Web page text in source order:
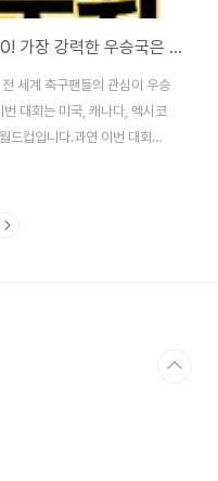
2026 월드컵 우승후보 순위 TOP 10! 가장 강력한 우승국은 어디일까?
세계 축구팬들의 관심이 우승
대회는 미국, 캐나다, 멕시코
드컵입니다.과연 이번 대회에
팅업체 전망, FIFA 랭킹, 최근
카타르 월드